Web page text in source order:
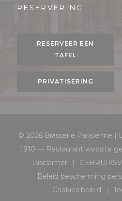
RESERVERING
RESERVEER EEN
TAFEL
PRIVATISERING
© 2026 Brasserie Parisienne |
1910 — Restaurant website
Disclaimer
((opent in een
Beleid bescherming
Cookies beleid
((opent in